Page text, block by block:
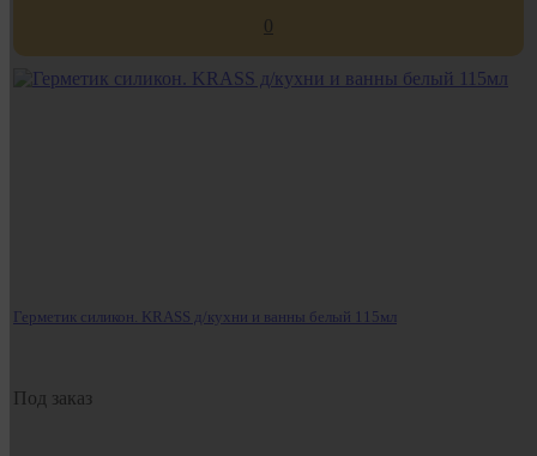
0
Герметик силикон. KRASS д/кухни и ванны белый 115мл
Под заказ